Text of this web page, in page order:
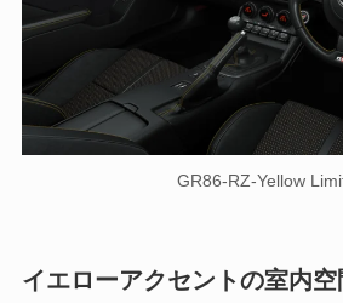
GR86-RZ-Yellow
イエローアクセントの室内空